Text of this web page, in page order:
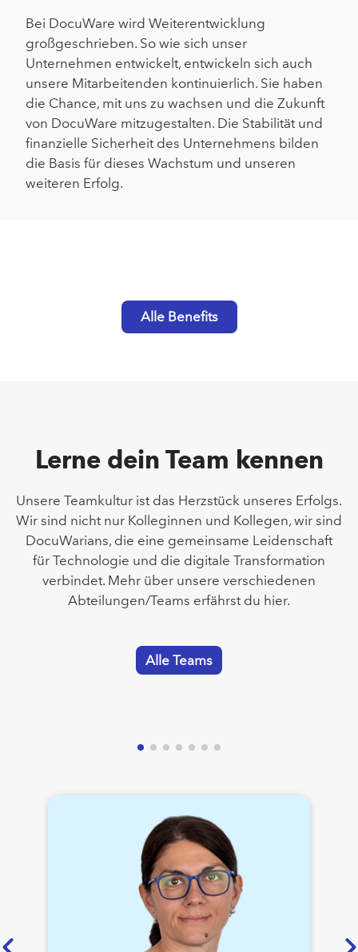
Bei DocuWare wird Weiterentwicklung
großgeschrieben. So wie sich unser
Unternehmen entwickelt, entwickeln sich auch
unsere Mitarbeitenden kontinuierlich. Sie haben
die Chance, mit uns zu wachsen und die Zukunft
von DocuWare mitzugestalten. Die Stabilität und
finanzielle Sicherheit des Unternehmens bilden
die Basis für dieses Wachstum und unseren
weiteren Erfolg.
Alle Benefits
Lerne dein Team kennen
Unsere Teamkultur ist das Herzstück unseres Erfolgs.
Wir sind nicht nur Kolleginnen und Kollegen, wir sind
DocuWarians, die eine gemeinsame Leidenschaft
für Technologie und die digitale Transformation
verbindet. Mehr über unsere verschiedenen
Abteilungen/Teams erfährst du hier.
Alle Teams